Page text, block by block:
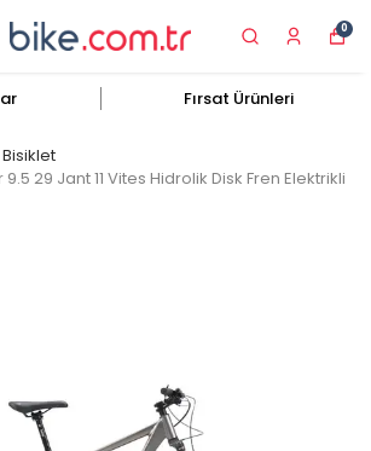
0
Fırsat Ürünleri
29 Jant 11 Vites Hidrolik Disk Fren Elektrikli